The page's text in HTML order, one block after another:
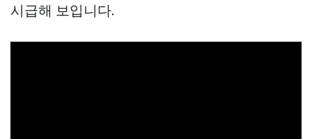
시급해 보입니다.